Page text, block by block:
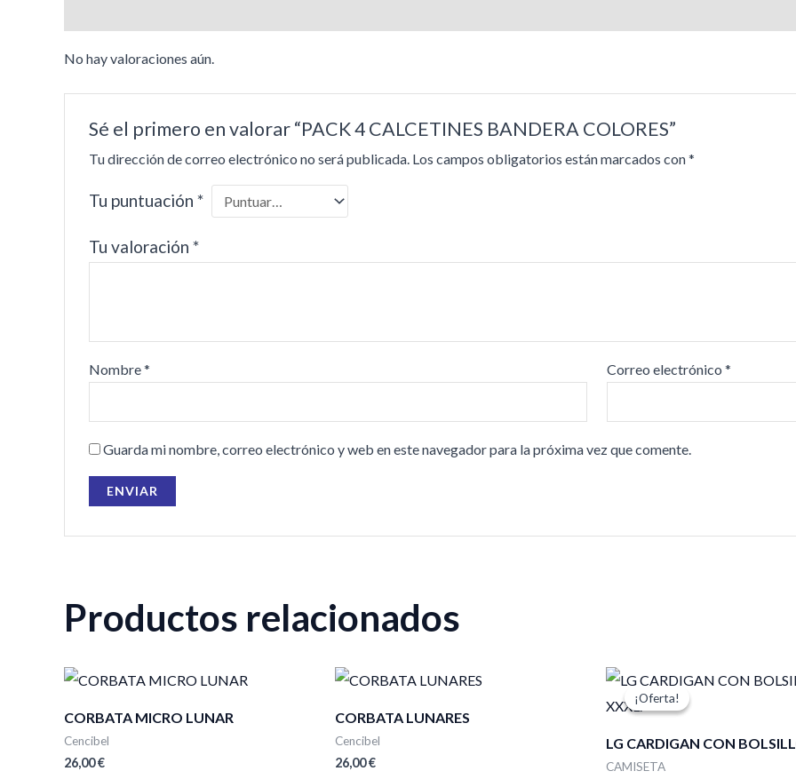
No hay valoraciones aún.
Sé el primero en valorar “PACK 4 CALCETINES BANDERA COLORES”
Tu dirección de correo electrónico no será publicada. Los campos obligatorios están marcados con*
Tu puntuación *
Tu valoración *
Nombre* Correo electrónico*
Guarda mi nombre, correo electrónico y web en este navegador para la próxima vez que comente.
Productos relacionados
CORBATA MICRO LUNAR
Cencibel
26,00€
CORBATA LUNARES
Cencibel
26,00€
¡Oferta!
¡Oferta!
LG CARDIGAN CON
CAMISETA
El
precio
original
32,95 €.
El
precio
16,95 €.